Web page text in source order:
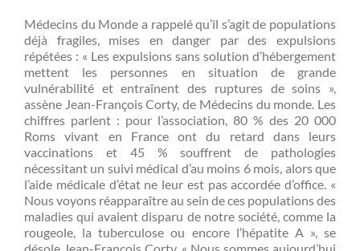
Médecins du Monde a rappelé qu’il s’agit de populations
déjà fragiles, mises en danger par des expulsions
répétées : « Les expulsions sans solution d’hébergement
mettent les personnes en situation de grande
vulnérabilité et entraînent des ruptures de soins »,
assène Jean-François Corty, de Médecins du monde. Les
chiffres parlent : pour l’association, 80 % des 20 000
Roms vivant en France ont du retard dans leurs
vaccinations et 45 % souffrent de pathologies
nécessitant un suivi médical d’au moins 6 mois, alors que
l’aide médicale d’état ne leur est pas accordée d’office. «
Nous voyons réapparaître au sein de ces populations des
maladies qui avaient disparu de notre société, comme la
rougeole, la tuberculose ou encore l’hépatite A », se
désole Jean-François Corty. « Nous sommes aujourd’hui